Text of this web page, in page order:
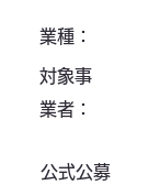
業種：
対象事
業者：
公式公募